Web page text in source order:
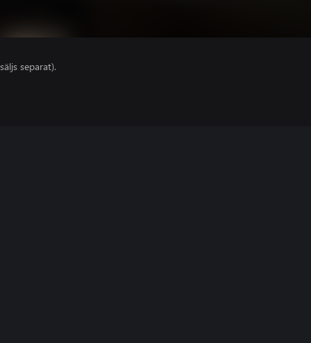
separat).